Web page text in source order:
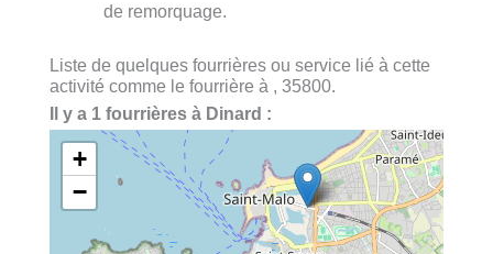
de remorquage.
Liste de quelques fourrières ou service lié à cette
activité comme le fourrière à , 35800.
Il y a 1 fourrières à Dinard :
+
−